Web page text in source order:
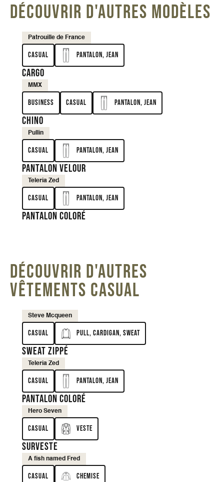
DÉCOUVRIR D'AUTRES MODÈLES
Patrouille de France
Casual Pantalon, Jean
Cargo
MMX
Business Casual Pantalon, Jean
Chino
Pullin
Casual Pantalon, Jean
Pantalon velour
Teleria Zed
Casual Pantalon, Jean
Pantalon coloré
DÉCOUVRIR D'AUTRES
VÊTEMENTS CASUAL
Steve Mcqueen
Casual Pull, Cardigan, Sweat
Sweat zippé
Teleria Zed
Casual Pantalon, Jean
Pantalon coloré
Hero Seven
Casual Veste
Surveste
A fish named Fred
Casual Chemise